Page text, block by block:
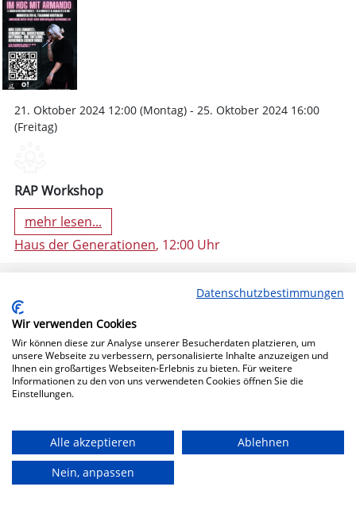
21. Oktober 2024 12:00 (Montag) - 25. Oktober 2024 16:00
(Freitag)
RAP Workshop
mehr lesen...
Haus der Generationen, 12:00 Uhr
Bühne Frei!
Datenschutzbestimmungen
Wir verwenden Cookies
Wir können diese zur Analyse unserer Besucherdaten platzieren, um
unsere Webseite zu verbessern, personalisierte Inhalte anzuzeigen und
Ihnen ein großartiges Webseiten-Erlebnis zu bieten. Für weitere
Informationen zu den von uns verwendeten Cookies öffnen Sie die
Einstellungen.
Alle akzeptieren
Ablehnen
Nein, anpassen